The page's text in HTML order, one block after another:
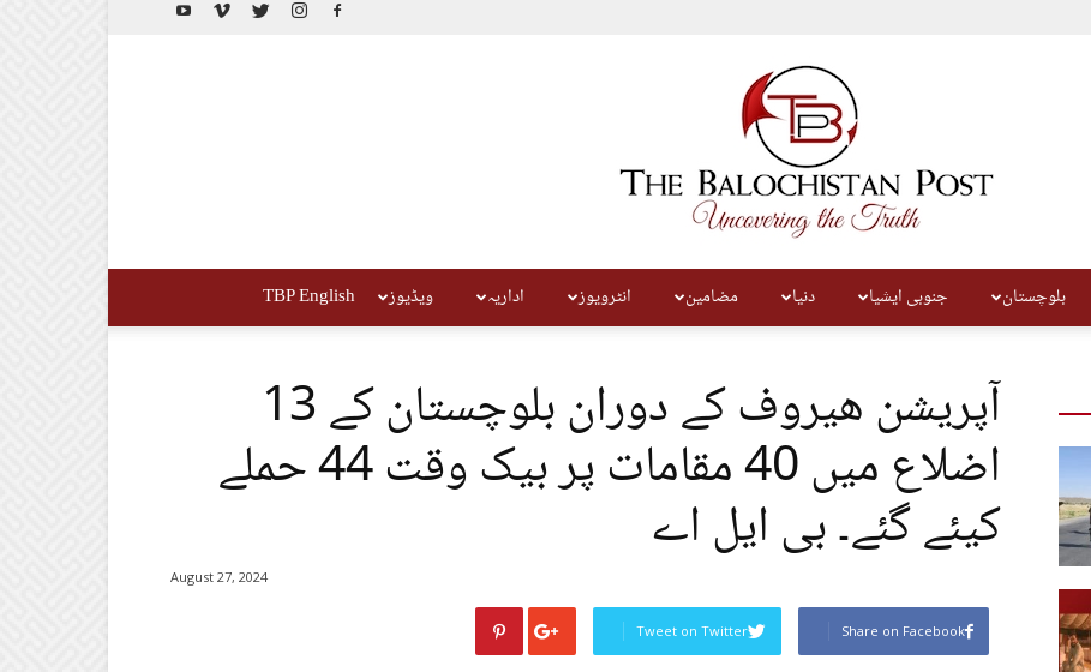
Post
بلوچستان جنوبی ایشیا دنیا مضامین انٹرویوز اداریہ ویڈیوز TBP English
آپریشن ھیروف کے دوران بلوچستان کے 13
اضلاع میں 40 مقامات پر بیک وقت 44 حملے
کیئے گئے۔ بی ایل اے
August 27, 2024
Share on Facebook
Tweet on Twitter